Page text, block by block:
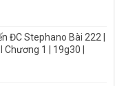
ĐC Stephano Bài 222 |
1 | 19g30 |